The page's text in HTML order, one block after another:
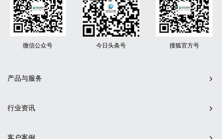
微信公众号 今日头条号 搜狐官方号
产品与服务
行业资讯